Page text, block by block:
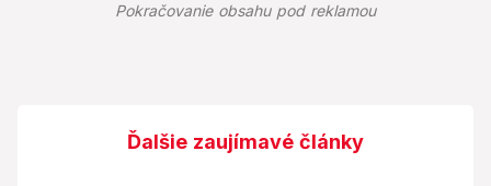
Pokračovanie obsahu pod reklamou
Ďalšie zaujímavé články